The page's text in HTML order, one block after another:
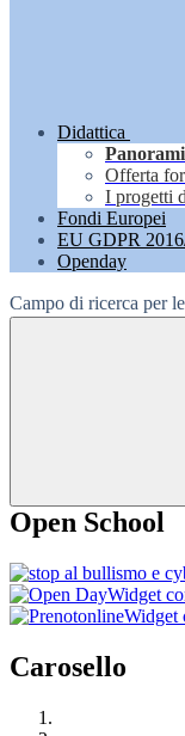
Didattica
Offerta
I progetti
Fondi Europei
EU GDPR
Openday
Campo di ricerca per
Open School
Widget
Widget
Carosello